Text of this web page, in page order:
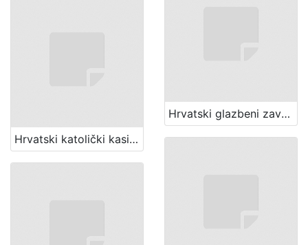
Hrvatski glazbeni zavod (Zagreb)
Hrvatski katolički kasino (Zagreb)